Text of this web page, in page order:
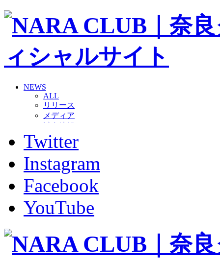
NEWS
ALL
リリース
メディア
グッズ
ファンコミュニティ
ホームタウン
コラム
その他
TEAM
2026/27トップチーム
2026/27トップチームスタッフ
バモス
チアダンススクール
ボランティアチーム「volundeer」
Twitter
Instagram
Facebook
YouTube